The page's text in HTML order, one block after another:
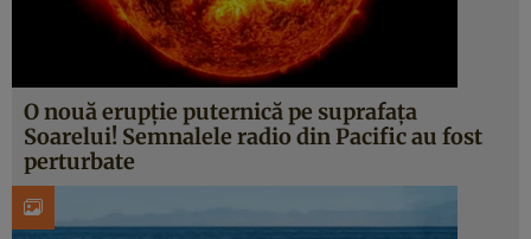
O nouă erupție puternică pe suprafața
Soarelui! Semnalele radio din Pacific au fost
perturbate